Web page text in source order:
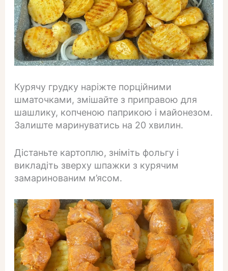
Курячу грудку наріжте порційними
шматочками, змішайте з приправою для
шашлику, копченою паприкою і майонезом.
Залиште маринуватись на 20 хвилин.
Дістаньте картоплю, зніміть фольгу і
викладіть зверху шпажки з курячим
замаринованим м’ясом.